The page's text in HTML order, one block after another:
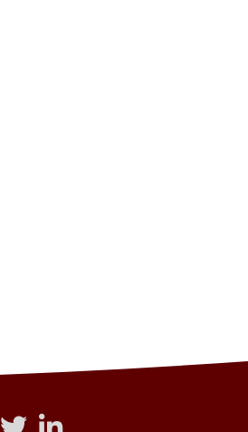
Acceso a Twitter
Acceso a Linkedin